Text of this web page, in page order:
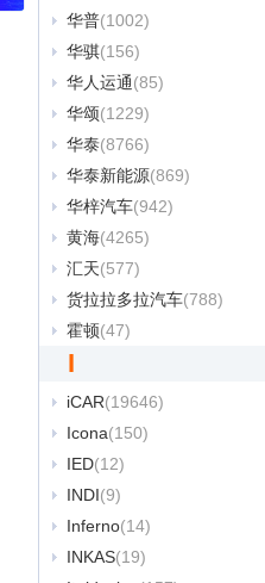
华普(1002)
华骐(156)
华人运通(85)
华颂(1229)
华泰(8766)
华泰新能源(869)
华梓汽车(942)
黄海(4265)
汇天(577)
货拉拉多拉汽车(788)
霍顿(47)
I
iCAR(19646)
Icona(150)
IED(12)
INDI(9)
Inferno(14)
INKAS(19)